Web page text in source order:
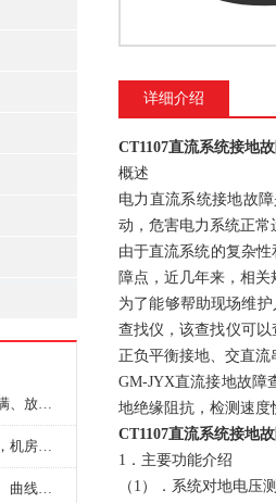
蓄电池整组充放电活化仪充不满、放不完怎么办？
蓄电池充放检一体机适用场景，机房基站变电站铅酸蓄电池维护检测应用
蓄电池充放检一体机数据采集、曲线分析与电池健康状态智能评估功能详解
详细介绍
CT1107直流系统接地
概述
电力直流系统接地故
动，危害电力系统正常
由于直流系统的复杂
障点，近几年来，相
为了能够帮助现场维
查找仪，该查找仪可
正负平衡接地、交直
GM-JYX直流接地故障
地绝缘阻抗，检测速
CT1107直流系统接地
1．主要功能介绍
（1）．系统对地电压